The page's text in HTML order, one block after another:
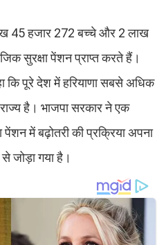
45 हजार 272 बच्चे और 2 लाख
सुरक्षा पेंशन प्राप्त करते हैं।
कि पूरे देश में हरियाणा सबसे अधिक
है। भाजपा सरकार ने एक
में बढ़ोतरी की प्रक्रिया अपना
जोड़ा गया है।